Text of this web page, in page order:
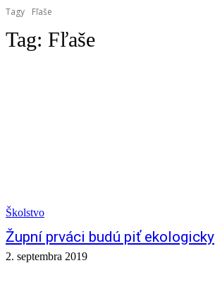
Tagy
Fľaše
Tag: Fľaše
Školstvo
Župní prváci budú piť ekologicky
2. septembra 2019